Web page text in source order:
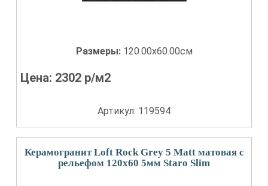
Размеры: 120.00x60.00см
Цена: 2302 р/м2
Артикул: 119594
Керамогранит Loft Rock Grey 5 Matt матовая с
рельефом 120x60 5мм Staro Slim